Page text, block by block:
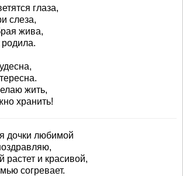
глаза,
слеза,
жива,
жить,
хранить!
дочки любимой
растет и красивой,
согревает.